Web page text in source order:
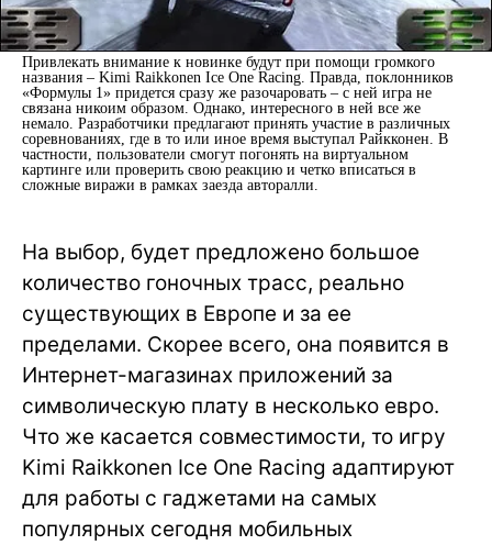
Привлекать внимание к новинке будут при помощи громкого
названия – Kimi Raikkonen Ice One Racing. Правда, поклонников
«Формулы 1» придется сразу же разочаровать – с ней игра не
связана никоим образом. Однако, интересного в ней все же
немало. Разработчики предлагают принять участие в различных
соревнованиях, где в то или иное время выступал Райкконен. В
частности, пользователи смогут погонять на виртуальном
картинге или проверить свою реакцию и четко вписаться в
сложные виражи в рамках заезда авторалли.
На выбор, будет предложено большое
количество гоночных трасс, реально
существующих в Европе и за ее
пределами. Скорее всего, она появится в
Интернет-магазинах приложений за
символическую плату в несколько евро.
Что же касается совместимости, то игру
Kimi Raikkonen Ice One Racing адаптируют
для работы с гаджетами на самых
популярных сегодня мобильных